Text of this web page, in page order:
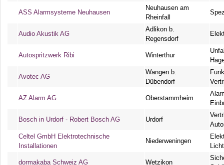
ASS Alarmsysteme Neuhausen
Neuhausen am
Rheinfall
Audio Akustik AG
Adlikon b.
Regensdorf
Autospritzwerk Ribi Winterthur
Avotec AG
Wangen b.
Dübendorf
AZ Alarm AG Oberstammheim
Bosch in Urdorf - Robert Bosch AG Urdorf
Celtel GmbH Elektrotechnische
Installationen
Niederweningen
dormakaba Schweiz AG Wetzikon